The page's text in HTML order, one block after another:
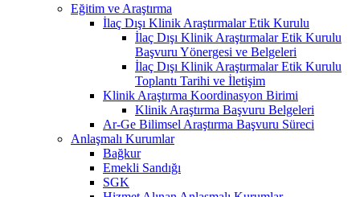
Eğitim ve Araştırma
İlaç Dışı Klinik Araştırmalar Etik Kurulu
İlaç Dışı Klinik Araştırmalar Etik Kurulu
Başvuru Yönergesi ve Belgeleri
İlaç Dışı Klinik Araştırmalar Etik Kurulu
Toplantı Tarihi ve İletişim
Klinik Araştırma Koordinasyon Birimi
Klinik Araştırma Başvuru Belgeleri
Ar-Ge Bilimsel Araştırma Başvuru Süreci
Anlaşmalı Kurumlar
Bağkur
Emekli Sandığı
SGK